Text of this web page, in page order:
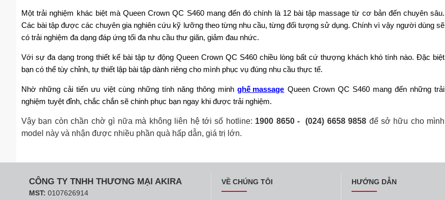
Một trải nghiệm khác biệt mà Queen Crown QC S460 mang đến đó chính là 12 bài tập massage từ cơ bản đến chuyên sâu.
Các bài tập được các chuyên gia nghiên cứu kỹ lưỡng theo từng nhu cầu, từng đối tượng sử dụng. Chính vì vậy người dùng sẽ
có trải nghiệm đa dạng đáp ứng tối đa nhu cầu thư giãn, giảm đau nhức.
Với sự đa dạng trong thiết kế bài tập tự động Queen Crown QC S460 chiều lòng bất cứ thượng khách khó tính nào. Đặc biệt
bạn có thể tùy chỉnh, tự thiết lập bài tập dành riêng cho mình phục vụ đúng nhu cầu thực tế.
Nhờ những cải tiến ưu việt cùng những tính năng thông minhghế massage Queen Crown QC S460 mang đến những trải
nghiệm tuyệt đỉnh, chắc chắn sẽ chinh phục bạn ngay khi được trải nghiệm.
Vậy bạn còn chần chờ gì nữa mà không liên hệ tới số hotline: 1900 8650 - (024) 6658 9858 để sở hữu cho mình
model này và nhận được nhiều phần quà hấp dẫn, giá trị lớn.
CÔNG TY TNHH THƯƠNG MẠI AKIRA
MST: 0107626914
VỀ CHÚNG TÔI HƯỚNG DẪN